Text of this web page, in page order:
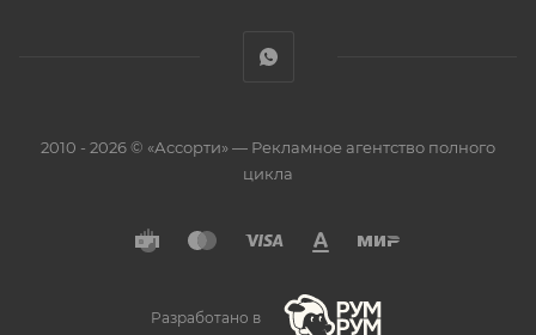
2010 - 2026 © «Ассорти» — Рекламное агентство полного
цикла
Разработано в